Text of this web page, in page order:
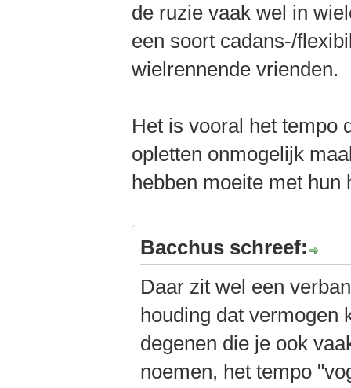
de ruzie vaak wel in
een soort cadans-/
wielrennende vrienden.
Het is vooral het tempo
opletten onmogelijk
hebben moeite met hun
Bacchus schreef:
Daar zit wel een
houding dat vermogen
degenen die je ook
noemen, het tempo